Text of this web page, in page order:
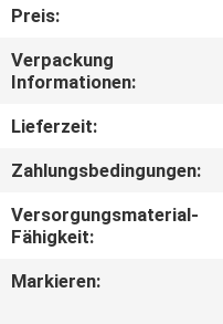
TRETEN
SIE
MIT
UNS
IN
VERBINDUNG
FORDERN
Preis:
Verpackung
Informationen:
Lieferzeit:
Zahlungsbedingungen:
Versorgungsmaterial-
Fähigkeit:
Markieren: